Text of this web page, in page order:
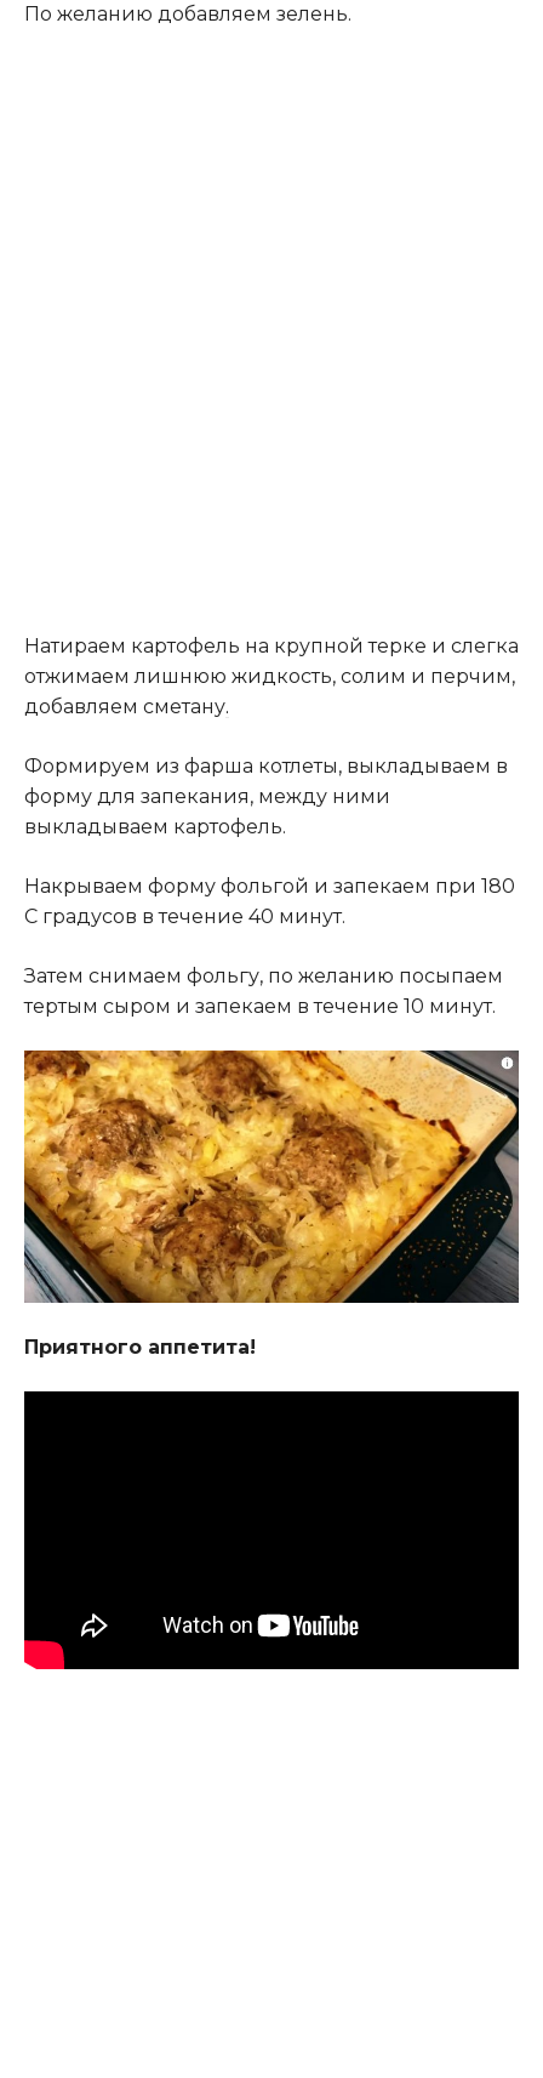
По желанию добавляем зелень.
Натираем картофель на крупной терке и слегка
отжимаем лишнюю жидкость, солим и перчим,
добавляем сметану.
Формируем из фарша котлеты, выкладываем в
форму для запекания, между ними
выкладываем картофель.
Накрываем форму фольгой и запекаем при 180
С градусов в течение 40 минут.
Затем снимаем фольгу, по желанию посыпаем
тертым сыром и запекаем в течение 10 минут.
Приятного аппетита!